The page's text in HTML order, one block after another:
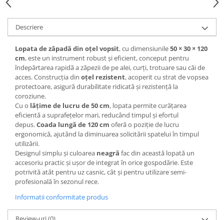
Accesorii decorative
Caciuli
Figurine si decoratiuni Craciun
Globuri
Instalatii de Craciun
Lumanari si candele
Suporturi lumanari
Curatenie
Cosuri de gunoi
Maturi, Mopuri si galeti
Prosoape de hartie si servetele
Saci gunoi
Servetele umede
Descriere
Lopata de zăpadă din oțel vopsit, cu dimensiunile50 × 30 × 120
cm, este un instrument robust și eficient, conceput pentru
îndepărtarea rapidă a zăpezii de pe alei, curți, trotuare sau căi de
acces. Construcția din oțel rezistent, acoperit cu strat de vopsea
protectoare, asigură durabilitate ridicată și rezistență la
coroziune.
Cu o lățime de lucru de 50 cm, lopata permite curățarea
eficientă a suprafețelor mari, reducând timpul și efortul
depus.Coada lungă de 120 cm oferă o poziție de lucru
ergonomică, ajutând la diminuarea solicitării spatelui în timpul
utilizării.
Designul simplu și culoarea neagră fac din această lopată un
accesoriu practic și ușor de integrat în orice gospodărie. Este
potrivită atât pentru uz casnic, cât și pentru utilizare semi-
profesională în sezonul rece.
Informatii conformitate produs